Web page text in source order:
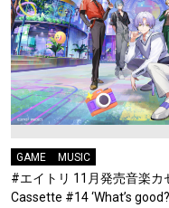
GAME MUSIC
#エイトリ 11月発売音楽カ
Cassette #14 ‘What’s